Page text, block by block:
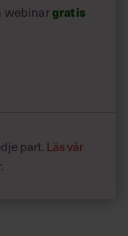
webinargratis
part. Läs vår
.